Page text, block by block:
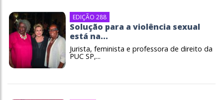
EDIÇÃO 288
Solução para a violência sexual
está na...
Jurista, feminista e professora de direito da
PUC SP,...